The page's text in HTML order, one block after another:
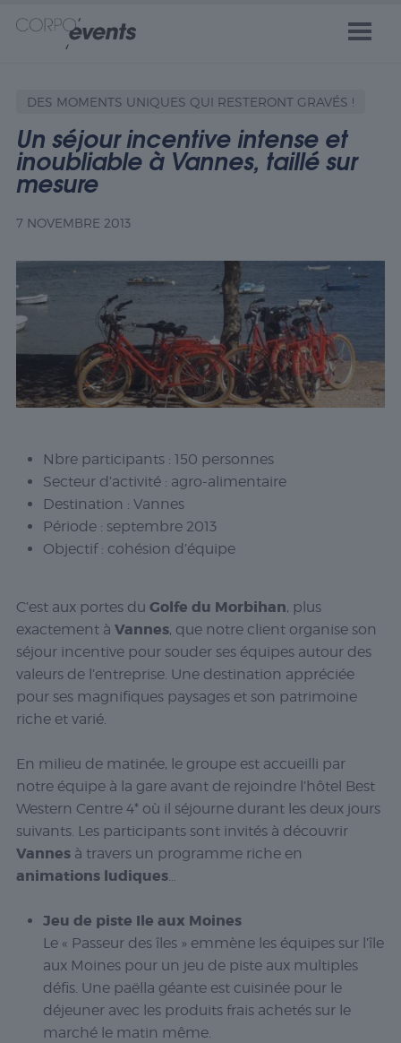
DES MOMENTS UNIQUES QUI RESTERONT GRAVÉS !
Un séjour incentive intense et
inoubliable à Vannes, taillé sur
mesure
7 NOVEMBRE 2013
Nbre participants : 150 personnes
Secteur d’activité : agro-alimentaire
Destination : Vannes
Période : septembre 2013
Objectif : cohésion d’équipe
C’est aux portes du Golfe du Morbihan, plus
exactement à Vannes, que notre client organise son
séjour incentive pour souder ses équipes autour des
valeurs de l’entreprise. Une destination appréciée
pour ses magnifiques paysages et son patrimoine
riche et varié.
En milieu de matinée, le groupe est accueilli par
notre équipe à la gare avant de rejoindre l’hôtel Best
Western Centre 4* où il séjourne durant les deux jours
suivants. Les participants sont invités à découvrir
Vannesà travers un programme riche en
animations ludiques…
Jeu de piste Ile aux Moines
Le « Passeur des îles » emmène les équipes sur l’île
aux Moines pour un jeu de piste aux multiples
défis. Une paëlla géante est cuisinée pour le
déjeuner avec les produits frais achetés sur le
marché le matin même.